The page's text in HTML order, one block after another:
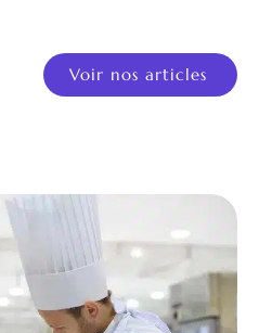
Voir nos articles